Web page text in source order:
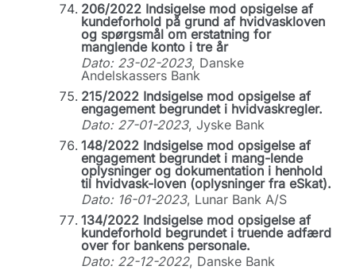
206/2022 Indsigelse mod opsigelse af
kundeforhold på grund af hvidvaskloven
og spørgsmål om erstatning for
manglende konto i tre år
Dato: 23-02-2023, Danske
Andelskassers Bank
215/2022 Indsigelse mod opsigelse af
engagement begrundet i hvidvaskregler.
Dato: 27-01-2023, Jyske Bank
148/2022 Indsigelse mod opsigelse af
engagement begrundet i mang-lende
oplysninger og dokumentation i henhold
til hvidvask-loven (oplysninger fra eSkat).
Dato: 16-01-2023, Lunar Bank A/S
134/2022 Indsigelse mod opsigelse af
kundeforhold begrundet i truende adfærd
over for bankens personale.
Dato: 22-12-2022, Danske Bank